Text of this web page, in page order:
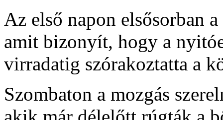
Az első napon elsősorban
amit bizonyít, hogy a
virradatig szórakoztatta a
Szombaton a mozgás